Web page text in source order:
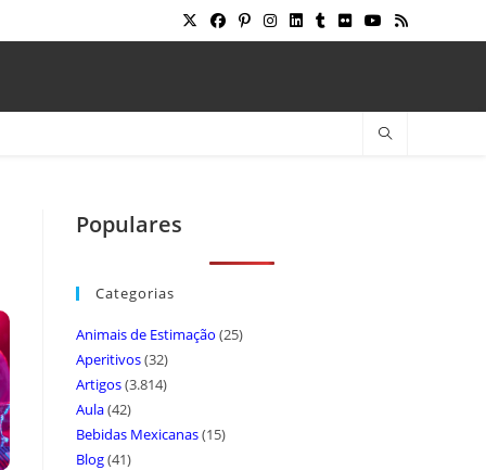
Populares
Categorias
Animais de Estimação (25)
Aperitivos(32)
Artigos(3.814)
Aula(42)
Bebidas Mexicanas(15)
Blog(41)